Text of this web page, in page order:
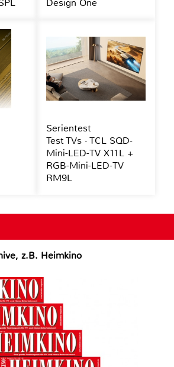
z.B. Heimkino
Design One
Serientest
Test TVs · TCL SQD-
Mini-LED-TV X11L +
RGB-Mini-LED-TV
RM9L